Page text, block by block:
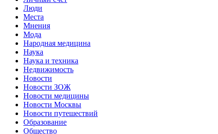
Люди
Места
Мнения
Мода
Народная медицина
Наука
Наука и техника
Недвижимость
Новости
Новости ЗОЖ
Новости медицины
Новости Москвы
Новости путешествий
Образование
Общество